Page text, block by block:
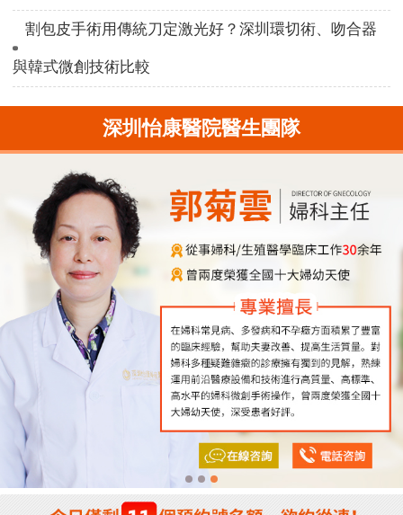
割包皮手術用傳統刀定激光好？深圳環切術、吻合器
與韓式微創技術比較
深圳怡康醫院醫生團隊